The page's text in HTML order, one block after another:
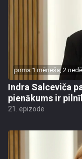
pirms 1 mēneša, 2
Indra Salceviča
pienākums ir
21. epizode